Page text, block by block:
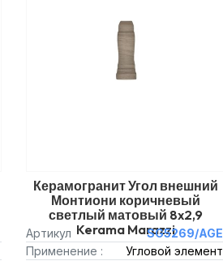
Керамогранит Угол внешний
Монтиони коричневый
светлый матовый 8x2,9
Kerama Marazzi
Артикул
SG5269/AGE
Применение :
Угловой элемент